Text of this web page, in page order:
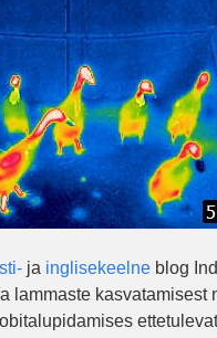
ja inglisekeelne blog
lammaste kasvatamisest